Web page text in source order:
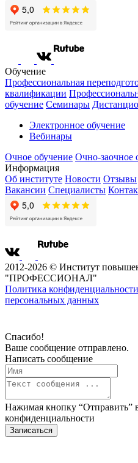
Обучение
Профессиональная
квалификации
обучение Семинары
Электронное обучение
Вебинары
Очное обучение Очно-заочное
Информация
Об институте Новости Отзывы
Вакансии Специалисты
2012-2026 © Институт
"ПРОФЕССИОНАЛ"
Политика конфиденциальности
персональных данных
Спасибо!
Ваше сообщение отправлено.
Написать сообщение
Нажимая кнопку “Отправить”
конфиденциальности
Записаться